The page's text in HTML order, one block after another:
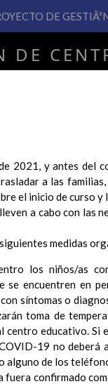
DE
DE
28 de febrero,
y adecuación
2021, y antes del
a las
el inicio de curso y
a cabo con las
medidas
los niños/as
se encuentren en
síntomas o
toma de
centro educativo.
19 no
alguno de los
fuera confirmado